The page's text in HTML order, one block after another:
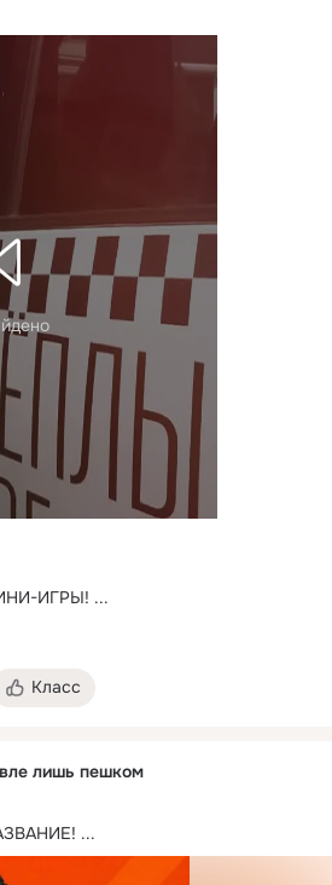
ИГРЫ! ...
Класс
лишь пешком
...